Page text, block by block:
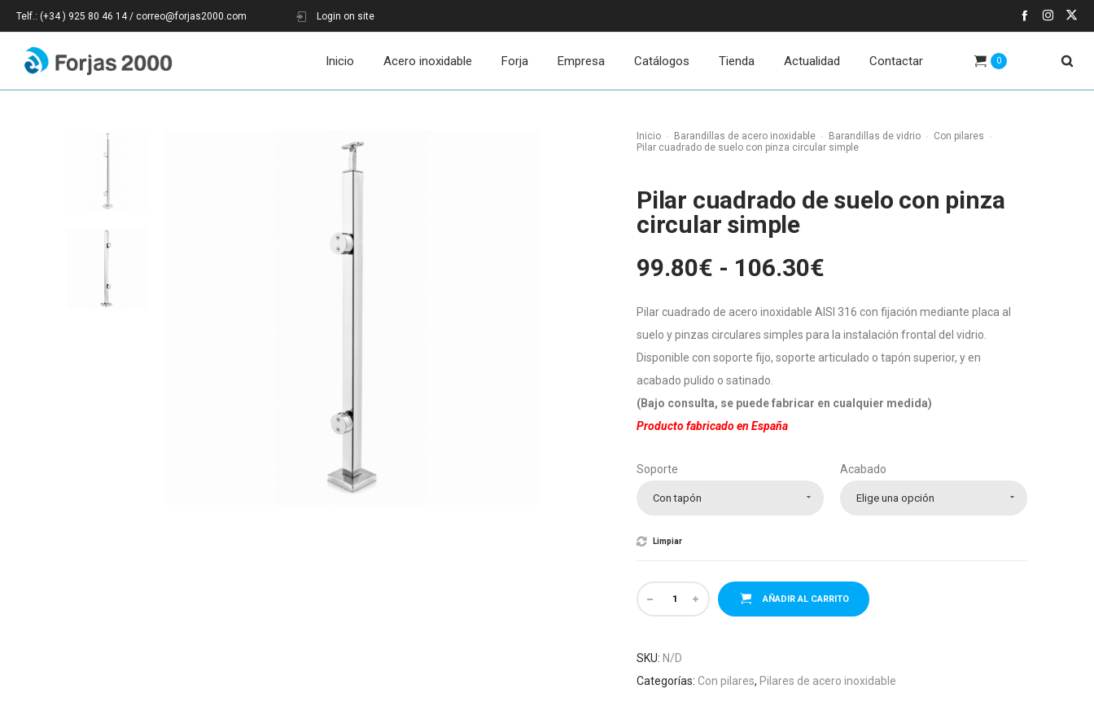
Telf.: (+34 ) 925 80 46 14 / correo@forjas2000.com Login on site
Inicio Acero inoxidable Forja Empresa Catálogos Tienda Actualidad Contactar 0
Inicio Barandillas de acero inoxidable Barandillas de vidrio
Con pilares
Pilar cuadrado de suelo con pinza circular simple
Pilar cuadrado de suelo con pinza
circular simple
99.80€ - 106.30€Rango
precios:
desde
99.80€
106.30€
Pilar cuadrado de acero inoxidable AISI 316 con fijación mediante placa al
suelo y pinzas circulares simples para la instalación frontal del vidrio.
Disponible con soporte fijo, soporte articulado o tapón superior, y en
acabado pulido o satinado.
(Bajo consulta, se puede fabricar en cualquier medida)
Producto fabricado en España
Soporte
Con tapón
Acabado
Elige una opción
Limpiar
AÑADIR AL CARRITO
SKU: N/D
Categorías: Con pilares, Pilares de acero inoxidable